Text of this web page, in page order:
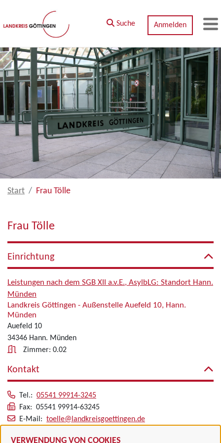
Zum Hauptinhalt springen
VERWENDUNG VON COOKIES
Suche Anmelden
Start Frau Tölle
Frau Tölle
Einrichtung
Leistungen nach dem SGB XII a.v.E., AsylbLG: Standort Hann.
Münden
Landkreis Göttingen - Außenstelle Auefeld 10, Hann.
Münden
Auefeld 10
34346 Hann. Münden
Zimmer: 0.02
Kontakt
Tel.: 05541 99914-3245
Fax: 05541 99914-63245
E-Mail: toelle@landkreisgoettingen.de
Alle zugeordneten Einrichtungen